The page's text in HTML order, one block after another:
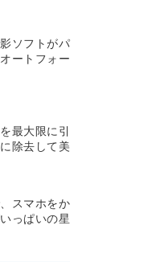
ソフトがパ
ートフォー
最大限に引
除去して美
スマホをか
っぱいの星